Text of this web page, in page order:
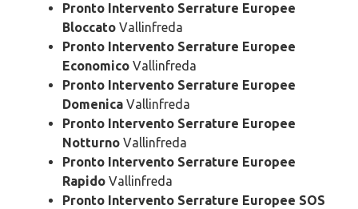
Pronto Intervento Serrature Europee
Bloccato Vallinfreda
Pronto Intervento Serrature Europee
Economico Vallinfreda
Pronto Intervento Serrature Europee
Domenica Vallinfreda
Pronto Intervento Serrature Europee
Notturno Vallinfreda
Pronto Intervento Serrature Europee
Rapido Vallinfreda
Pronto Intervento Serrature Europee SOS